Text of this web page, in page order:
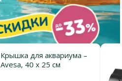
Крышка для аквариума –
Avesa, 40 x 25 см